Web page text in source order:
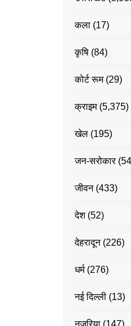
कला (17)
कृषि (84)
कोर्ट रूम(29)
क्राइम(5,375)
खेल (195)
जन-सरोकार
जीवन(433)
देश(52)
देहरादून(226)
धर्म(276)
नई दिल्ली (13)